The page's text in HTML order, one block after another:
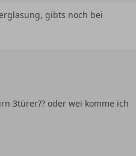
gibts noch bei
3türer?? oder wei komme ich